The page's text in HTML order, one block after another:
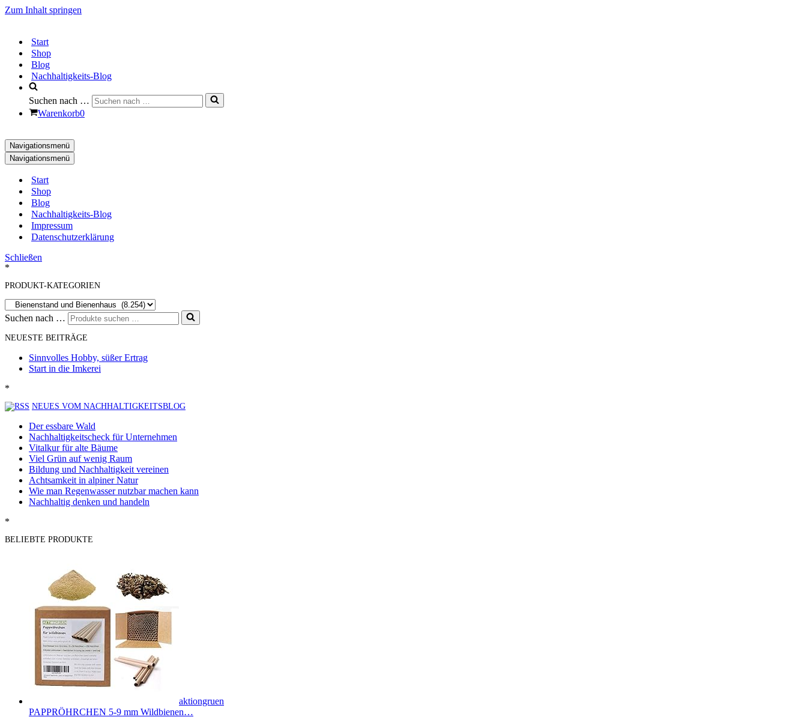
Zum Inhalt springen
Start
Shop
Blog
Nachhaltigkeits-Blog
Suchen nach …
Warenkorb0
Navigationsmenü
Navigationsmenü
Start
Shop
Blog
Nachhaltigkeits-Blog
Impressum
Datenschutzerklärung
Schließen
*
PRODUKT-KATEGORIEN
Suchen nach …
NEUESTE BEITRÄGE
Sinnvolles Hobby, süßer Ertrag
Start in die Imkerei
*
NEUES VOM NACHHALTIGKEITSBLOG
Der essbare Wald
Nachhaltigkeitscheck für Unternehmen
Vitalkur für alte Bäume
Viel Grün auf wenig Raum
Bildung und Nachhaltigkeit vereinen
Achtsamkeit in alpiner Natur
Wie man Regenwasser nutzbar machen kann
Nachhaltig denken und handeln
*
BELIEBTE PRODUKTE
aktiongruen
PAPPRÖHRCHEN 5-9 mm Wildbienen…